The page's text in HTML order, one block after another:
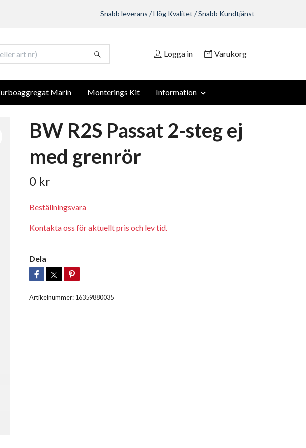
Snabb leverans / Hög Kvalitet / Snabb Kundtjänst
Logga in Varukorg
Marin Monterings Kit Information
BW R2S Passat 2-steg ej
med grenrör
0 kr
Beställningsvara
Kontakta oss för aktuellt pris och lev tid.
Dela
Artikelnummer: 16359880035